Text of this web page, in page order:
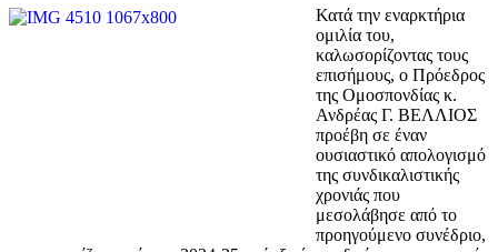
Κατά την εναρκτήρια
ομιλία του,
καλωσορίζοντας τους
επισήμους, ο Πρόεδρος
της Ομοσπονδίας κ.
Ανδρέας Γ. ΒΕΛΛΙΟΣ
προέβη σε έναν
ουσιαστικό απολογισμό
της συνδικαλιστικής
χρονιάς που
μεσολάβησε από το
προηγούμενο συνέδριο,